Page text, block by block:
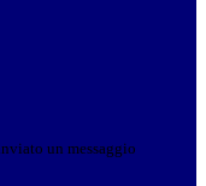
un messaggio